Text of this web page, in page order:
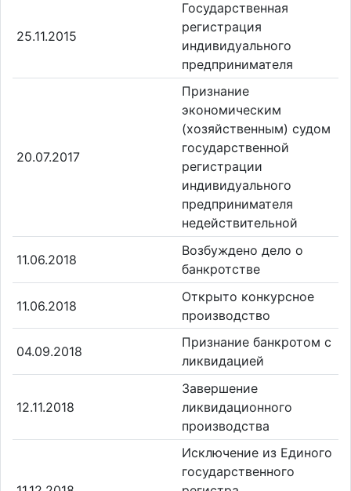
25.11.2015
Государственная
регистрация
индивидуального
предпринимателя
20.07.2017
Признание
экономическим
(хозяйственным) судом
государственной
регистрации
индивидуального
предпринимателя
недействительной
11.06.2018
Возбуждено дело о
банкротстве
11.06.2018
Открыто конкурсное
производство
04.09.2018
Признание банкротом с
ликвидацией
12.11.2018
Завершение
ликвидационного
производства
Исключение из Единого
государственного